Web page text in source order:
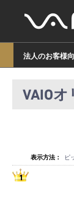
法人のお客様
VAIO
表示方法： ピ
1